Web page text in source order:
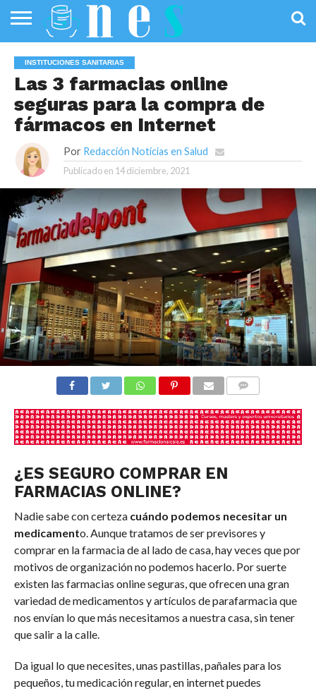
PÚBLICA
SANIDAD
INVESTIGACIÓN
ENTREVISTAS
PROFESIONALES
DE LA SALUD
INFOGRAFÍAS
DE SALUD
OPINIÓN
INSTITUCIONES SANITARIAS
Las 3 farmacias online
seguras para la compra de
fármacos en Internet
Por Redacción Noticias en Salud
Publicado en 14 diciembre, 2021
¿ES SEGURO COMPRAR EN
FARMACIAS ONLINE?
Nadie sabe con certeza cuándo podemos necesitar un
medicamento. Aunque tratamos de ser previsores y
comprar en la farmacia de al lado de casa, hay veces que por
motivos de organización no podemos hacerlo. Por suerte
existen las farmacias online seguras, que ofrecen una gran
variedad de medicamentos y artículos de parafarmacia que
nos envían lo que más necesitamos a nuestra casa, sin tener
que salir a la calle.
Da igual lo que necesites, unas pastillas, pañales para los
pequeños, tu medicación regular, en internet puedes